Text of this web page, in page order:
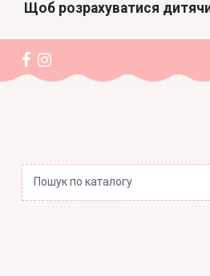
Щоб розрахуватися